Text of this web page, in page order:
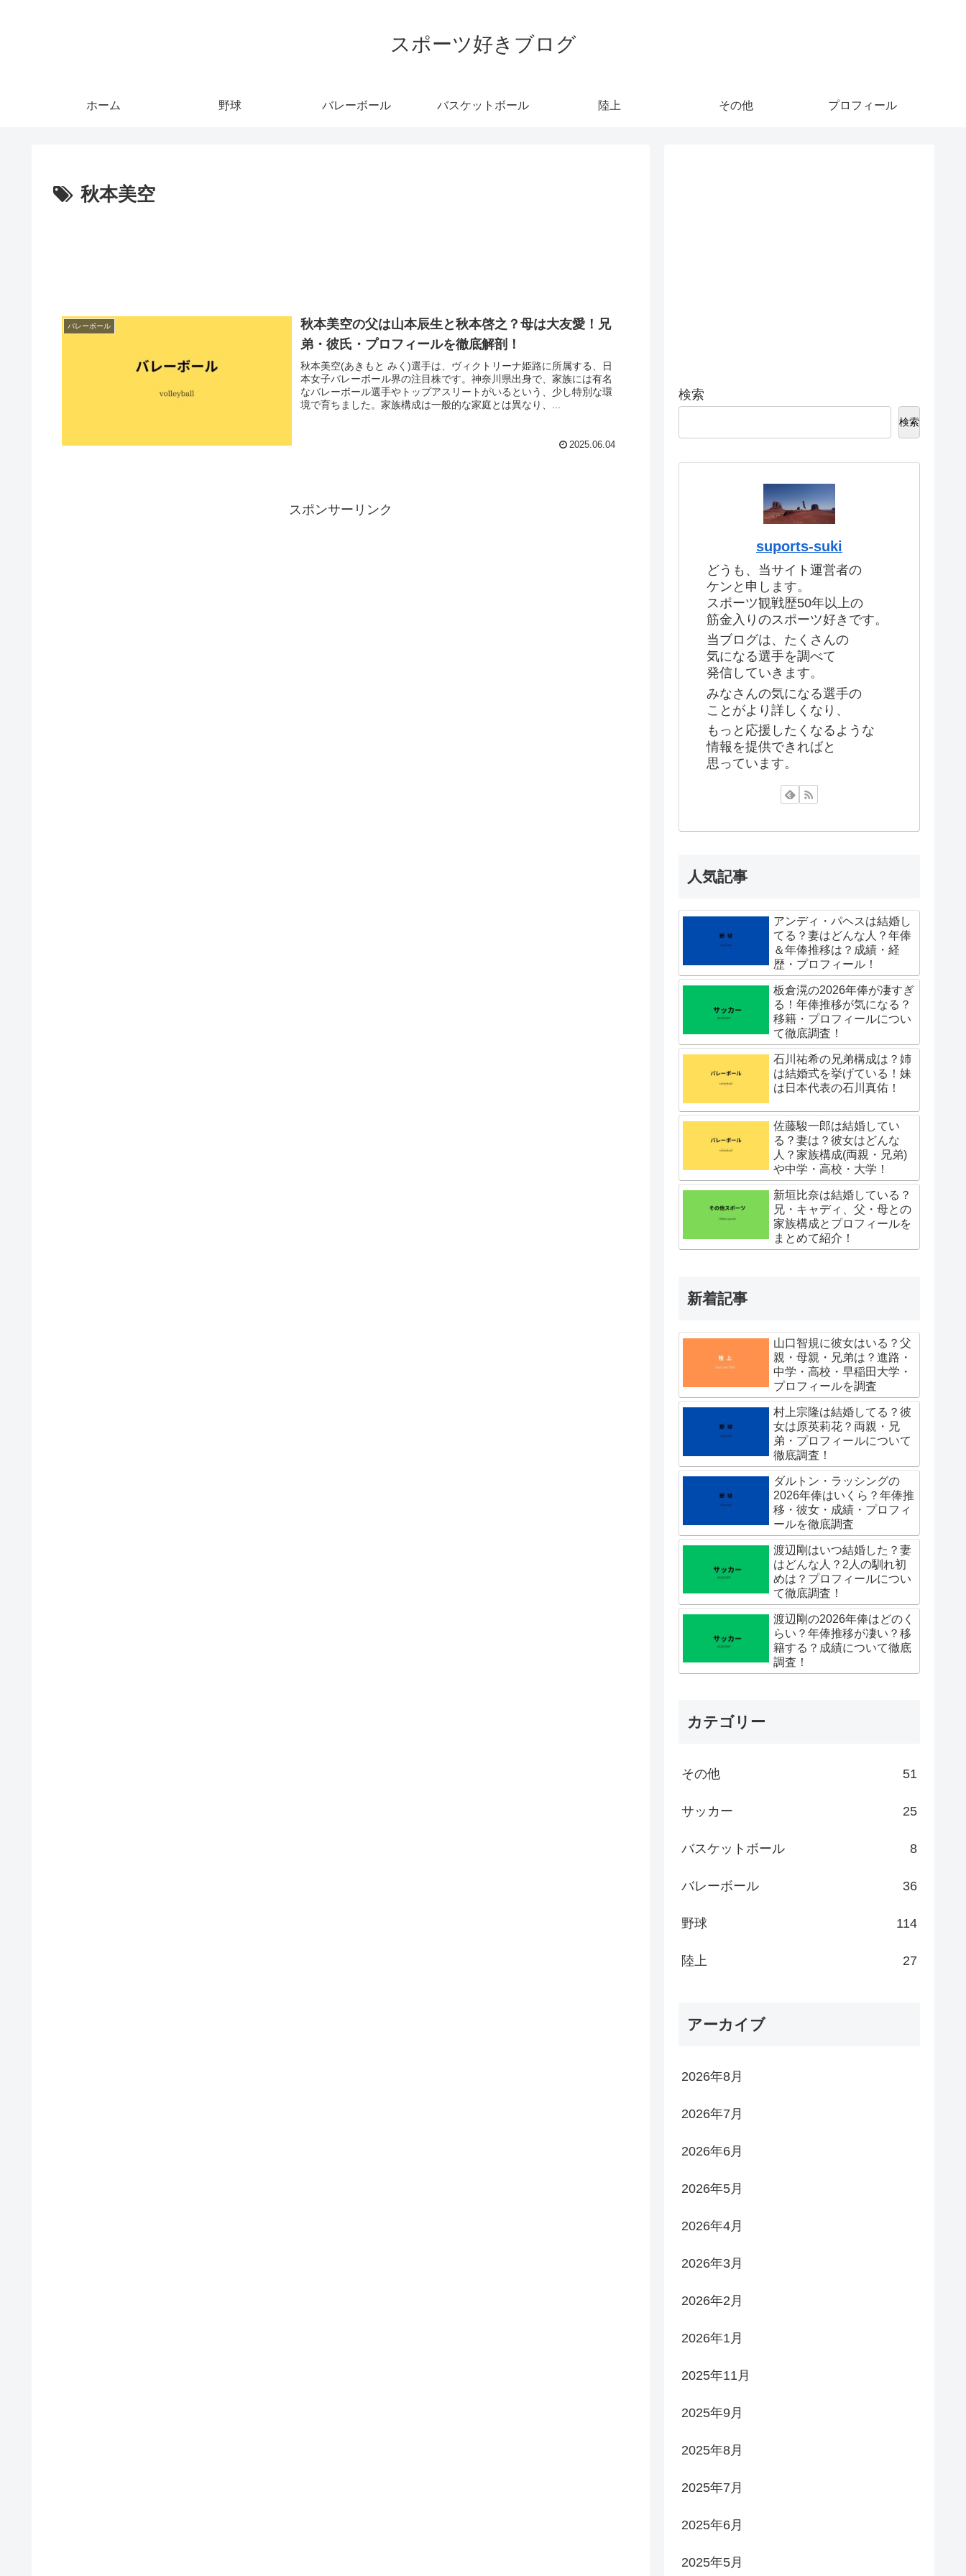
スポーツ好きブログ
ホーム 野球 バレーボール バスケットボール 陸上 その他 プロフィール
秋本美空
バレーボール
秋本美空の父は山本辰生と秋本啓之？母は大友愛！兄
弟・彼氏・プロフィールを徹底解剖！
秋本美空(あきもと みく)選手は、ヴィクトリーナ姫路に所属する、日
本女子バレーボール界の注目株です。神奈川県出身で、家族には有名
なバレーボール選手やトップアスリートがいるという、少し特別な環
境で育ちました。家族構成は一般的な家庭とは異なり、...
2025.06.04
スポンサーリンク
検索
検索
suports-suki
どうも、当サイト運営者の
ケンと申します。
スポーツ観戦歴50年以上の
筋金入りのスポーツ好きです。
当ブログは、たくさんの
気になる選手を調べて
発信していきます。
みなさんの気になる選手の
ことがより詳しくなり、
もっと応援したくなるような
情報を提供できればと
思っています。
人気記事
アンディ・パヘスは結婚し
てる？妻はどんな人？年俸
＆年俸推移は？成績・経
歴・プロフィール！
板倉滉の2026年俸が凄すぎ
る！年俸推移が気になる？
移籍・プロフィールについ
て徹底調査！
石川祐希の兄弟構成は？姉
は結婚式を挙げている！妹
は日本代表の石川真佑！
佐藤駿一郎は結婚してい
る？妻は？彼女はどんな
人？家族構成(両親・兄弟)
や中学・高校・大学！
新垣比奈は結婚している？
兄・キャディ、父・母との
家族構成とプロフィールを
まとめて紹介！
新着記事
山口智規に彼女はいる？父
親・母親・兄弟は？進路・
中学・高校・早稲田大学・
プロフィールを調査
村上宗隆は結婚してる？彼
女は原英莉花？両親・兄
弟・プロフィールについて
徹底調査！
ダルトン・ラッシングの
2026年俸はいくら？年俸推
移・彼女・成績・プロフィ
ールを徹底調査
渡辺剛はいつ結婚した？妻
はどんな人？2人の馴れ初
めは？プロフィールについ
て徹底調査！
渡辺剛の2026年俸はどのく
らい？年俸推移が凄い？移
籍する？成績について徹底
調査！
カテゴリー
その他 51
サッカー 25
バスケットボール 8
バレーボール 36
野球 114
陸上 27
アーカイブ
2026年8月
2026年7月
2026年6月
2026年5月
2026年4月
2026年3月
2026年2月
2026年1月
2025年11月
2025年9月
2025年8月
2025年7月
2025年6月
2025年5月